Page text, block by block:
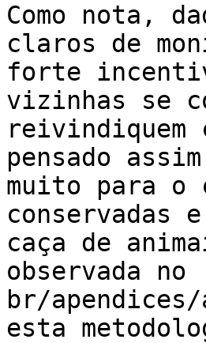
Como nota,
claros de
forte
vizinhas se
pensado
muito para o
conservadas
caça de
observada
br/
esta